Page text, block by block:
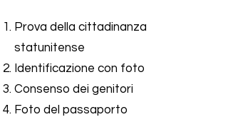
Prova della cittadinanza
statunitense
Identificazione con foto
Consenso dei genitori
Foto del passaporto